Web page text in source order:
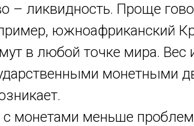
– ликвидность. Проще
южноафриканский
в любой точке мира. Вес
монетными
с монетами меньше